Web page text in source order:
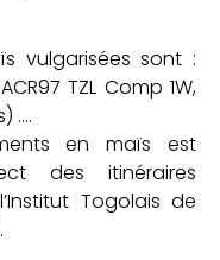
vulgarisées sont :
TZL Comp 1W,
….
en maïs est
des itinéraires
Togolais de